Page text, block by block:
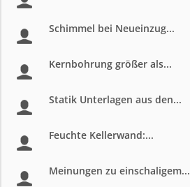
Schimmel bei Neueinzug...
Kernbohrung größer als...
Statik Unterlagen aus den...
Feuchte Kellerwand:...
Meinungen zu einschaligem...